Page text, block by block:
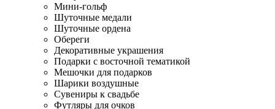
Мини-гольф
Шуточные медали
Шуточные ордена
Обереги
Декоративные украшения
Подарки с восточной тематикой
Мешочки для подарков
Шарики воздушные
Сувениры к свадьбе
Футляры для очков